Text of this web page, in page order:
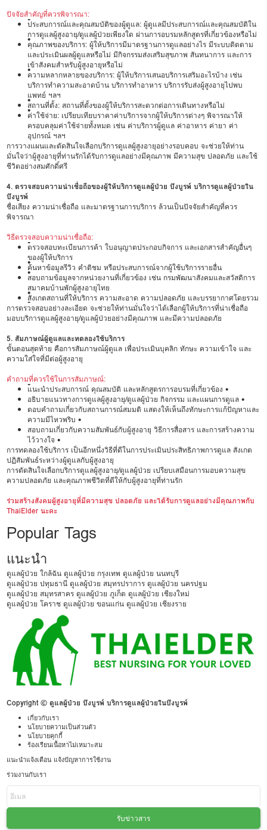
ปัจจัยสำคัญที่ควรพิจารณา:
•
ประสบการณ์และคุณสมบัติของผู้ดูแล: ผู้ดูแลมีประสบการณ์และคุณสมบัติใน
การดูแลผู้สูงอายุ/ดูแลผู้ป่วยเพียงใด ผ่านการอบรมหลักสูตรที่เกี่ยวข้องหรือไม่
•
คุณภาพของบริการ: ผู้ให้บริการมีมาตรฐานการดูแลอย่างไร มีระบบติดตาม
และประเมินผลผู้ดูแลหรือไม่ มีกิจกรรมส่งเสริมสุขภาพ สันทนาการ และการ
เข้าสังคมสำหรับผู้สูงอายุหรือไม่
•
ความหลากหลายของบริการ: ผู้ให้บริการเสนอบริการเสริมอะไรบ้าง เช่น
บริการทำความสะอาดบ้าน บริการทำอาหาร บริการรับส่งผู้สูงอายุไปพบ
แพทย์ ฯลฯ
•
สถานที่ตั้ง: สถานที่ตั้งของผู้ให้บริการสะดวกต่อการเดินทางหรือไม่
•
ค่าใช้จ่าย: เปรียบเทียบราคาค่าบริการจากผู้ให้บริการต่างๆ พิจารณาให้
ครอบคลุมค่าใช้จ่ายทั้งหมด เช่น ค่าบริการผู้ดูแล ค่าอาหาร ค่ายา ค่า
อุปกรณ์ ฯลฯ
การวางแผนและตัดสินใจเลือกบริการดูแลผู้สูงอายุอย่างรอบคอบ จะช่วยให้ท่าน
มั่นใจว่าผู้สูงอายุที่ท่านรักได้รับการดูแลอย่างมีคุณภาพ มีความสุข ปลอดภัย และใช้
ชีวิตอย่างสมศักดิ์ศรี
4. ตรวจสอบความน่าเชื่อถือของผู้ให้บริการดูแลผู้ป่วย บึงบูรพ์ บริการดูแลผู้ป่วยใน
บึงบูรพ์
ชื่อเสียง ความน่าเชื่อถือ และมาตรฐานการบริการ ล้วนเป็นปัจจัยสำคัญที่ควร
พิจารณา
วิธีตรวจสอบความน่าเชื่อถือ:
•
ตรวจสอบทะเบียนการค้า ใบอนุญาตประกอบกิจการ และเอกสารสำคัญอื่นๆ
ของผู้ให้บริการ
•
ค้นหาข้อมูลรีวิว คำติชม หรือประสบการณ์จากผู้ใช้บริการรายอื่น
•
สอบถามข้อมูลจากหน่วยงานที่เกี่ยวข้อง เช่น กรมพัฒนาสังคมและสวัสดิการ
สมาคมบ้านพักผู้สูงอายุไทย
•
สังเกตสถานที่ให้บริการ ความสะอาด ความปลอดภัย และบรรยากาศโดยรวม
•
การตรวจสอบอย่างละเอียด จะช่วยให้ท่านมั่นใจว่าได้เลือกผู้ให้บริการที่น่าเชื่อถือ
มอบบริการดูแลผู้สูงอายุ/ดูแลผู้ป่วยอย่างมีคุณภาพ และมีความปลอดภัย
5. สัมภาษณ์ผู้ดูแลและทดลองใช้บริการ
ขั้นตอนสุดท้าย คือการสัมภาษณ์ผู้ดูแล เพื่อประเมินบุคลิก ทักษะ ความเข้าใจ และ
ความใส่ใจที่มีต่อผู้สูงอายุ
คำถามที่ควรใช้ในการสัมภาษณ์:
•
แนะนำประสบการณ์ คุณสมบัติ และหลักสูตรการอบรมที่เกี่ยวข้อง •
อธิบายแนวทางการดูแลผู้สูงอายุ/ดูแลผู้ป่วย กิจกรรม และแผนการดูแล •
ตอบคำถามเกี่ยวกับสถานการณ์สมมติ แสดงให้เห็นถึงทักษะการแก้ปัญหาและ
ความมีไหวพริบ •
สอบถามเกี่ยวกับความสัมพันธ์กับผู้สูงอายุ วิธีการสื่อสาร และการสร้างความ
ไว้วางใจ •
การทดลองใช้บริการ เป็นอีกหนึ่งวิธีที่ดีในการประเมินประสิทธิภาพการดูแล สังเกต
ปฏิสัมพันธ์ระหว่างผู้ดูแลกับผู้สูงอายุ
การตัดสินใจเลือกบริการดูแลผู้สูงอายุ/ดูแลผู้ป่วย เปรียบเสมือนการมอบความสุข
ความปลอดภัย และคุณภาพชีวิตที่ดีให้กับผู้สูงอายุที่ท่านรัก
ร่วมสร้างสังคมผู้สูงอายุที่มีความสุข ปลอดภัย และได้รับการดูแลอย่างมีคุณภาพกับ
ThaiElder นะคะ
Popular Tags
แนะนำ
ดูแลผู้ป่วย ใกล้ฉัน ดูแลผู้ป่วย กรุงเทพ ดูแลผู้ป่วย นนทบุรี
ดูแลผู้ป่วย ปทุมธานี ดูแลผู้ป่วย สมุทรปราการ ดูแลผู้ป่วย นครปฐม
ดูแลผู้ป่วย สมุทรสาคร ดูแลผู้ป่วย ภูเก็ต ดูแลผู้ป่วย เชียงใหม่
ดูแลผู้ป่วย โคราช ดูแลผู้ป่วย ขอนแก่น ดูแลผู้ป่วย เชียงราย
Copyright © ดูแลผู้ป่วย บึงบูรพ์ บริการดูแลผู้ป่วยในบึงบูรพ์
เกี่ยวกับเรา
นโยบายความเป็นส่วนตัว
นโยบายคุกกี้
ร้องเรียนเนื้อหาไม่เหมาะสม
แนะนำแจ้งเตือน แจ้งปัญหาการใช้งาน
ร่วมงานกับเรา
รับข่าวสาร